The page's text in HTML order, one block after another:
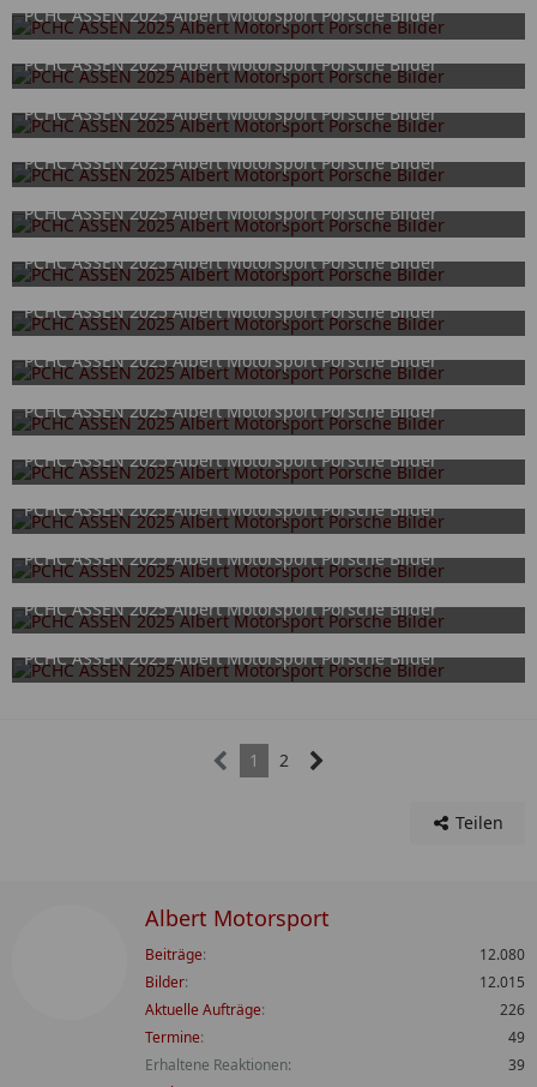
PCHC ASSEN 2025 Albert Motorsport Porsche Bilder
2. Oktober 2025
PCHC ASSEN 2025 Albert Motorsport Porsche Bilder
2. Oktober 2025
PCHC ASSEN 2025 Albert Motorsport Porsche Bilder
2. Oktober 2025
PCHC ASSEN 2025 Albert Motorsport Porsche Bilder
2. Oktober 2025
PCHC ASSEN 2025 Albert Motorsport Porsche Bilder
2. Oktober 2025
PCHC ASSEN 2025 Albert Motorsport Porsche Bilder
2. Oktober 2025
PCHC ASSEN 2025 Albert Motorsport Porsche Bilder
2. Oktober 2025
PCHC ASSEN 2025 Albert Motorsport Porsche Bilder
2. Oktober 2025
PCHC ASSEN 2025 Albert Motorsport Porsche Bilder
2. Oktober 2025
PCHC ASSEN 2025 Albert Motorsport Porsche Bilder
2. Oktober 2025
PCHC ASSEN 2025 Albert Motorsport Porsche Bilder
2. Oktober 2025
PCHC ASSEN 2025 Albert Motorsport Porsche Bilder
2. Oktober 2025
PCHC ASSEN 2025 Albert Motorsport Porsche Bilder
2. Oktober 2025
PCHC ASSEN 2025 Albert Motorsport Porsche Bilder
2. Oktober 2025
1 2
Teilen
Albert Motorsport
Beiträge
12.080
Bilder
12.015
Aktuelle Aufträge
226
Termine
49
Erhaltene Reaktionen
39